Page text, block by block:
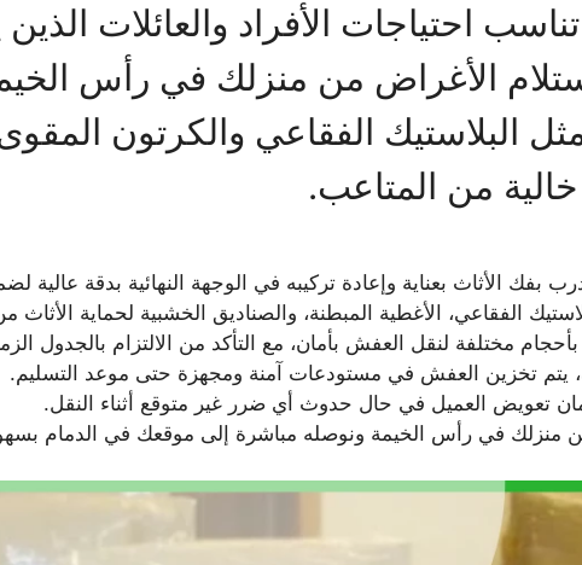
احتياجات الأفراد والعائلات
الأغراض من منزلك في رأس
البلاستيك الفقاعي والكرتون
من المتاعب.
بفك الأثاث بعناية وإعادة تركيبه في الوجهة النهائية بدقة عالية
الفقاعي، الأغطية المبطنة، والصناديق الخشبية لحماية
مختلفة لنقل العفش بأمان، مع التأكد من الالتزام بالجدول
يتم تخزين العفش في مستودعات آمنة ومجهزة حتى موعد التسليم.
تعويض العميل في حال حدوث أي ضرر غير متوقع أثناء النقل.
منزلك في رأس الخيمة ونوصله مباشرة إلى موقعك في الدمام